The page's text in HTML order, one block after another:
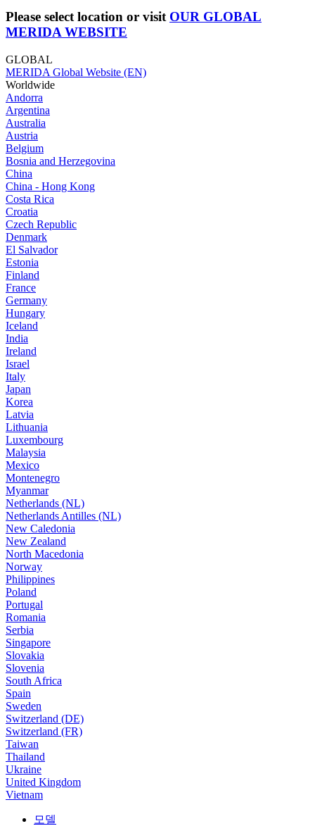
Please select location or visit OUR GLOBAL
MERIDA WEBSITE
GLOBAL
MERIDA Global Website (EN)
Worldwide
Andorra
Argentina
Australia
Austria
Belgium
Bosnia and Herzegovina
China
China - Hong Kong
Costa Rica
Croatia
Czech Republic
Denmark
El Salvador
Estonia
Finland
France
Germany
Hungary
Iceland
India
Ireland
Israel
Italy
Japan
Korea
Latvia
Lithuania
Luxembourg
Malaysia
Mexico
Montenegro
Myanmar
Netherlands (NL)
Netherlands Antilles (NL)
New Caledonia
New Zealand
North Macedonia
Norway
Philippines
Poland
Portugal
Romania
Serbia
Singapore
Slovakia
Slovenia
South Africa
Spain
Sweden
Switzerland (DE)
Switzerland (FR)
Taiwan
Thailand
Ukraine
United Kingdom
Vietnam
모델